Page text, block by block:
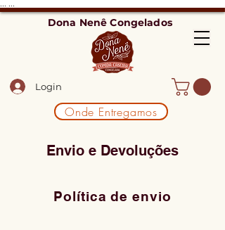
Dona Nenê Congelados
Login
Onde Entregamos
Envio e Devoluções
Política de envio